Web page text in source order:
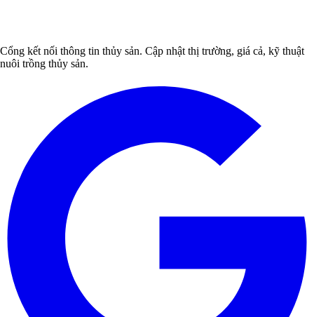
Cổng kết nối thông tin thủy sản. Cập nhật thị trường, giá cả, kỹ thuật
nuôi trồng thủy sản.